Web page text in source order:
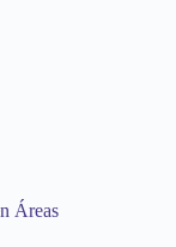
Áreas